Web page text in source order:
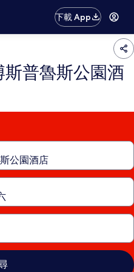
下載 App
普魯斯公園酒